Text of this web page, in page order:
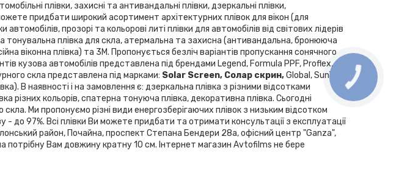
плівки, захисні та антивандальні плівки, дзеркальні плівки,
придбати широкий асортимент архітектурних плівок для вікон (для
прозорі та кольорові литі плівки для автомобілів від світових лідерів
тонувальна плівка для скла, атермальна та захисна (антивандальна, бронююча
віконна плівка) та 3М. Пропонується безліч варіантів пропускання сонячного
кузова автомобілів представлена ​​під брендами Legend, Formula PPF, Proflex,
скла представлена ​​під марками: Solar Screen, Cолар скрин,Global, SunTek,
В наявності і на замовлення є: дзеркальна плівка з різними відсотками
різних кольорів, спатерна тонуюча плівка, декоративна плівка. Сьогодні
Ми пропонуємо різні види енергозберігаючих плівок з низьким відсотком
до 97%. Всі плівки Ви можете придбати та отримати консультації з експлуатації
район, Почайна, проспект Степана Бендери 28а, офісний центр "Ganza",
потрібну Вам довжину кратну 10 см. Інтернет магазин Avtofilms не бере